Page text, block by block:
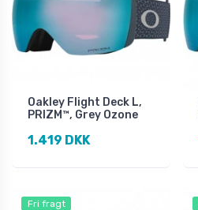
Oakley Flight Deck L,
PRIZM™, Grey Ozone
1.419 DKK
Fri fragt